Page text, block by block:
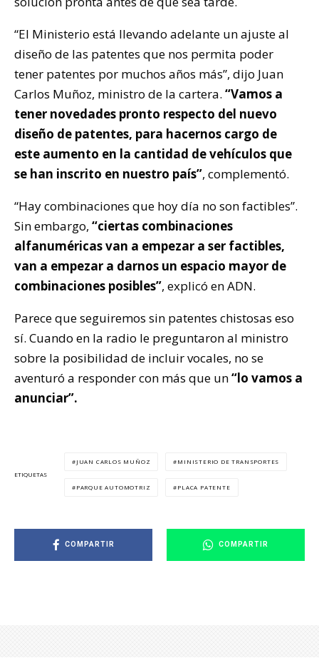
“El Ministerio está llevando adelante un ajuste al
diseño de las patentes que nos permita poder
tener patentes por muchos años más”, dijo Juan
Carlos Muñoz, ministro de la cartera. “Vamos a
tener novedades pronto respecto del nuevo
diseño de patentes, para hacernos cargo de
este aumento en la cantidad de vehículos que
se han inscrito en nuestro país”, complementó.
“Hay combinaciones que hoy día no son factibles”.
Sin embargo, “ciertas combinaciones
alfanuméricas van a empezar a ser factibles,
van a empezar a darnos un espacio mayor de
combinaciones posibles”, explicó en ADN.
Parece que seguiremos sin patentes chistosas eso
sí. Cuando en la radio le preguntaron al ministro
sobre la posibilidad de incluir vocales, no se
aventuró a responder con más que un“lo vamos a
anunciar”.
ETIQUETAS
JUAN CARLOS MUÑOZ MINISTERIO DE TRANSPORTES
PARQUE AUTOMOTRIZ PLACA PATENTE
COMPARTIR COMPARTIR